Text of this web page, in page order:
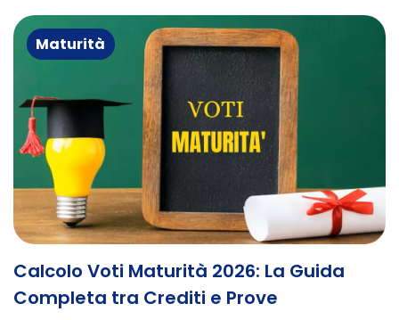
Maturità
Calcolo Voti Maturità 2026: La Guida
Completa tra Crediti e Prove